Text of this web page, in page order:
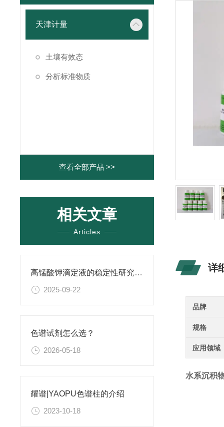
天津计量
土壤有效态
分析标准物质
查看全部产品 >>
相关文章
Articles
高锰酸钾滴定液的稳定性研究与保存条件优化
2025-09-22
色谱试剂怎么选？
2026-05-18
耀谱|YAOPU色谱柱的介绍
2023-10-18
详
品牌
规格
应用领域
水系沉积